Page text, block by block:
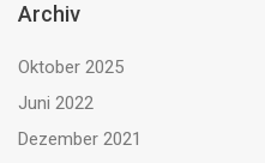
Archiv
Oktober 2025
Juni 2022
Dezember 2021